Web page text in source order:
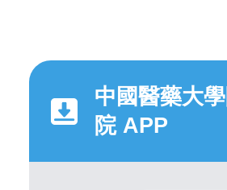
中國醫藥大
院 APP